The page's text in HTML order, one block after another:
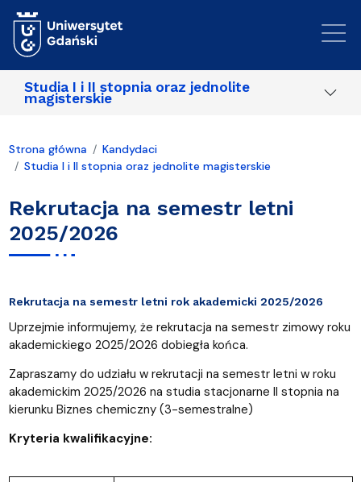
Studia I i II stopnia oraz jednolite
magisterskie
Strona główna
Kandydaci
Studia I i II stopnia oraz jednolite magisterskie
Rekrutacja na semestr letni
2025/2026
Rekrutacja na semestr letni rok akademicki 2025/2026
Uprzejmie informujemy, że rekrutacja na semestr zimowy roku
akademickiego 2025/2026 dobiegła końca.
Zapraszamy do udziału w rekrutacji na semestr letni w roku
akademickim 2025/2026 na studia stacjonarne II stopnia na
kierunku Biznes chemiczny (3-semestralne)
Kryteria kwalifikacyjne: